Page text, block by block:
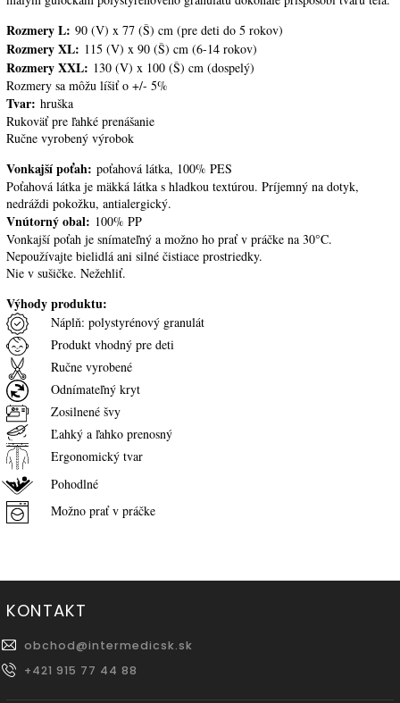
Rozmery L: 90 (V) x 77 (Š) cm (pre deti do 5 rokov)
Rozmery XL: 115 (V) x 90 (Š) cm (6-14 rokov)
Rozmery XXL: 130 (V) x 100 (Š) cm (dospelý)
Rozmery sa môžu líšiť o +/- 5%
Tvar: hruška
Rukoväť pre ľahké prenášanie
Ručne vyrobený výrobok
Vonkajší poťah: poťahová látka, 100% PES
Poťahová látka je mäkká látka s hladkou textúrou. Príjemný na dotyk,
nedráždi pokožku, antialergický.
Vnútorný obal: 100% PP
Vonkajší poťah je snímateľný a možno ho prať v práčke na 30°C.
Nepoužívajte bielidlá ani silné čistiace prostriedky.
Nie v sušičke. Nežehliť.
Výhody produktu:
Náplň: polystyrénový granulát
Produkt vhodný pre deti
Ručne vyrobené
Odnímateľný kryt
Zosilnené švy
Ľahký a ľahko prenosný
Ergonomický tvar
Pohodlné
Možno prať v práčke
KONTAKT
obchod@intermedicsk.sk
+421 915 77 44 88